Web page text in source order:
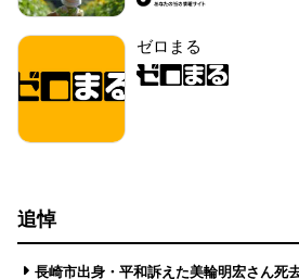
ゼロまる
追悼
長崎市出身・平和訴えた美輪明宏さん